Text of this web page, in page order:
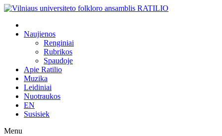
Naujienos
Renginiai
Rubrikos
Spaudoje
Apie Ratilio
Muzika
Leidiniai
Nuotraukos
EN
Susisiek
Menu